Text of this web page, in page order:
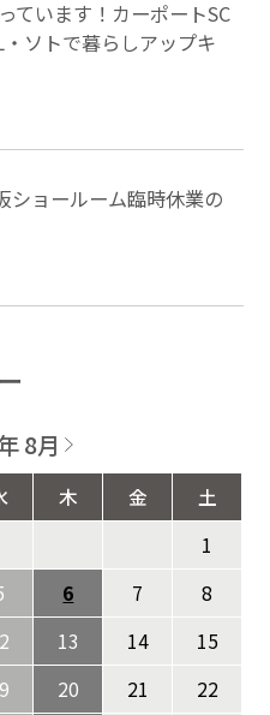
ています！カーポートSC
ソトで暮らしアップキ
ショールーム臨時休業の
8月
木 金
土
1
6 7
8
13 14
15
20 21
22